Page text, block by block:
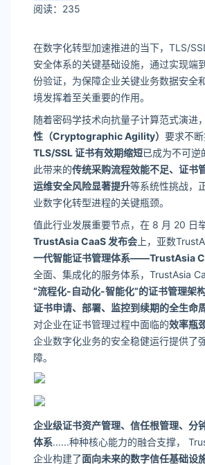
阅读：235
在数字化转型加速推进的当下，TLS/
安全体系的关键基础设施，通过实现端
份验证，为保障企业关键业务数据安全
境发挥着至关重要的作用。
随着密码学技术向抗量子计算范式演进
性（Cryptographic Agility） 要求不断
TLS/SSL证书有效期缩短已成为不可逆
此带来的传统采购流程效能不足、证书
运维安全风险显著提升等系统性挑战，
业数字化转型进程的关键瓶颈。
值此行业发展重要节点，在 8 月 20 日
TrustAsia CaaS 发布会 上，亚数
一代智能证书管理体系——TrustAsia
全面、集成化的服务体系，TrustAsia
“流程化-自动化-智能化”的证书管理架
证书申请、部署、监控到续期的全生命
对企业在证书管理过程中面临的效率瓶
企业数字化业务的安全稳健运行提供了
障。
企业级证书资产管理、信任根管理、分
体系......种种核心能力的融合支撑，
企业构建了面向未来的数字信任基础设